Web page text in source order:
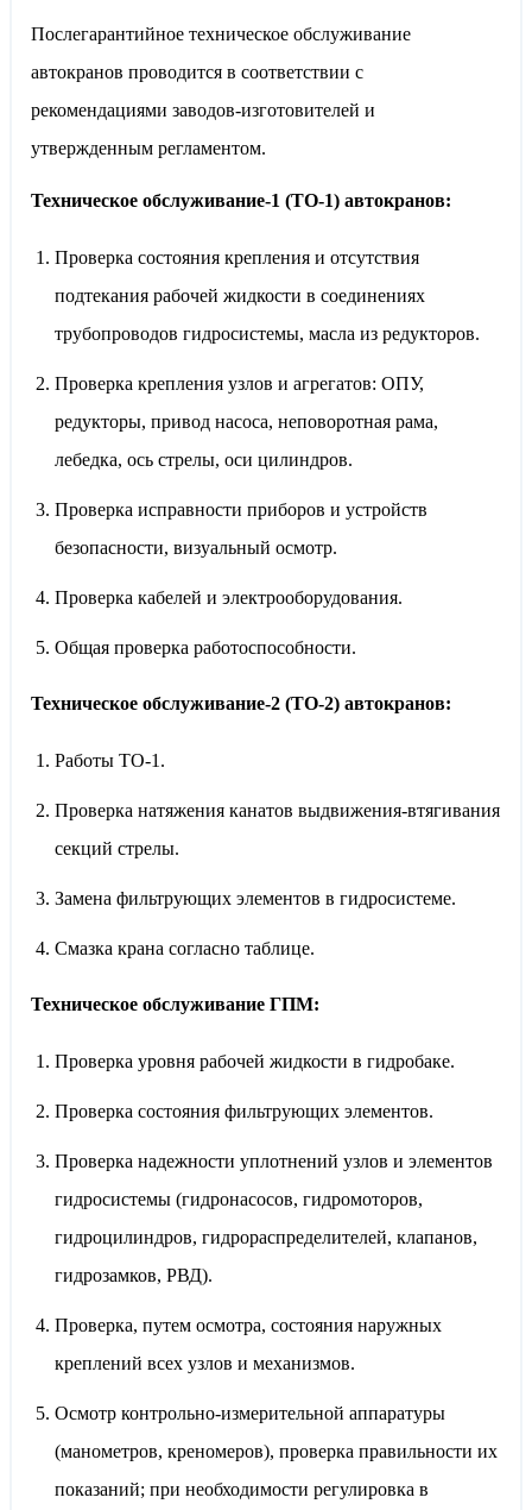
Послегарантийное техническое обслуживание
автокранов проводится в соответствии с
рекомендациями заводов-изготовителей и
утвержденным регламентом.
Техническое обслуживание-1 (ТО-1) автокранов:
Проверка состояния крепления и отсутствия
подтекания рабочей жидкости в соединениях
трубопроводов гидросистемы, масла из редукторов.
Проверка крепления узлов и агрегатов: ОПУ,
редукторы, привод насоса, неповоротная рама,
лебедка, ось стрелы, оси цилиндров.
Проверка исправности приборов и устройств
безопасности, визуальный осмотр.
Проверка кабелей и электрооборудования.
Общая проверка работоспособности.
Техническое обслуживание-2 (ТО-2) автокранов:
Работы ТО-1.
Проверка натяжения канатов выдвижения-втягивания
секций стрелы.
Замена фильтрующих элементов в гидросистеме.
Смазка крана согласно таблице.
Техническое обслуживание ГПМ:
Проверка уровня рабочей жидкости в гидробаке.
Проверка состояния фильтрующих элементов.
Проверка надежности уплотнений узлов и элементов
гидросистемы (гидронасосов, гидромоторов,
гидроцилиндров, гидрораспределителей, клапанов,
гидрозамков, РВД).
Проверка, путем осмотра, состояния наружных
креплений всех узлов и механизмов.
Осмотр контрольно-измерительной аппаратуры
(манометров, креномеров), проверка правильности их
показаний; при необходимости регулировка в